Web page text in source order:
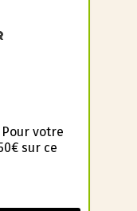
votre
sur ce